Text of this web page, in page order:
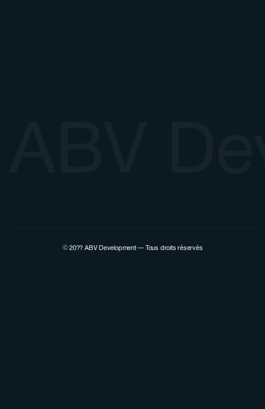
© 20?? ABV Development — Tous droits réservés